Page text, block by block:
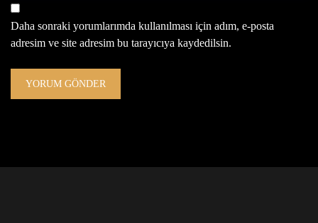
Daha sonraki yorumlarımda kullanılması için adım, e-posta
adresim ve site adresim bu tarayıcıya kaydedilsin.